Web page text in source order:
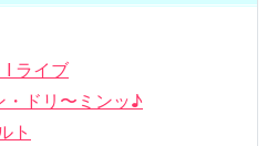
I ライブ
・ドリ〜ミンッ♪
ト